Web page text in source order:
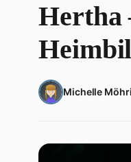
Hertha
Michelle